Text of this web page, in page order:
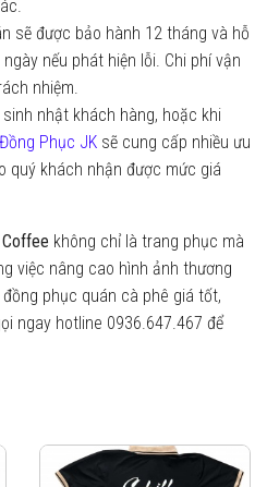
sẽ được bảo hành 12 tháng và hỗ
nếu phát hiện lỗi. Chi phí vận
nhiệm.
nhật khách hàng, hoặc khi
Đồng Phục JK sẽ cung cấp nhiều ưu
quý khách nhận được mức giá
không chỉ là trang phục mà
việc nâng cao hình ảnh thương
phục quán cà phê giá tốt,
ngay hotline 0936.647.467 để